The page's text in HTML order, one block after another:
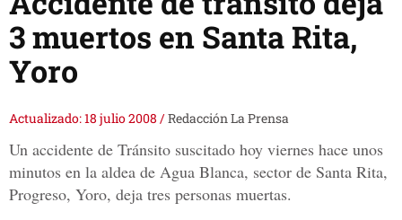
3 muertos en Santa Rita,
Yoro
Actualizado: 18 julio 2008 /Redacción La Prensa
Un accidente de Tránsito suscitado hoy viernes hace unos
minutos en la aldea de Agua Blanca, sector de Santa Rita,
Progreso, Yoro, deja tres personas muertas.